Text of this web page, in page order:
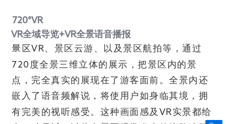
720°VR
VR全域导览+VR全景语音播报
景区VR 、景区云游、以及景区航拍等，通过
720 度全景三维立体的展示，把景区内的景
点，完全真实的展现在了游客面前。全景内还
嵌入了语音频解说，将使用户如身临其境，拥
有完美的视听感受。这种画面感及 VR 实景都给